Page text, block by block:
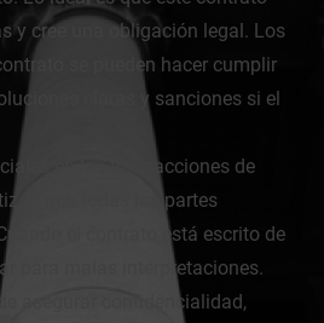
y cree una obligación legal. Los
se pueden hacer cumplir
claras y sanciones si el
en las transacciones de
que todas las partes
el contrato está escrito de
para malas interpretaciones.
asegurar confidencialidad,